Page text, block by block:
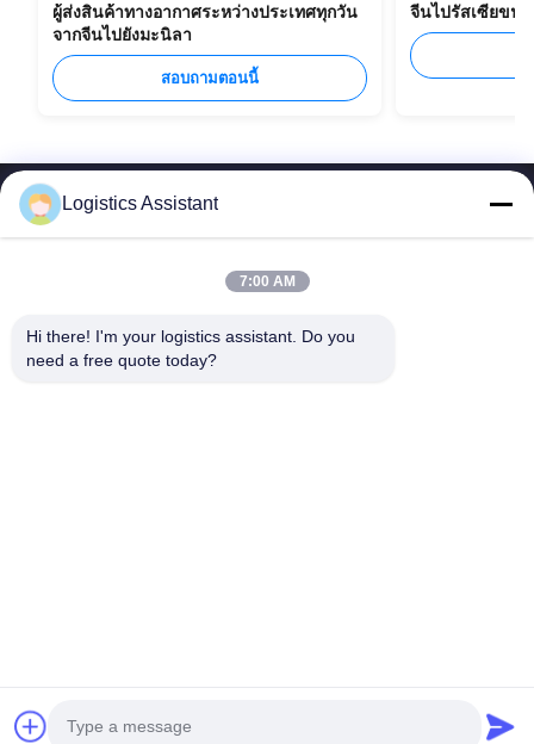
ผู้ส่งสินค้าทางอากาศระหว่างประเทศทุกวัน
จากจีนไปยังมะนิลา
สอบถามตอนนี้
จีนไปรัสเซียขนส่
© 2026 SHANGHAI TOP WAY INTERNATIONAL TRANSPORT CO.,LTD. All
Logistics Assistant
7:00 AM
Hi there! I'm your logistics assistant. Do you
need a free quote today?